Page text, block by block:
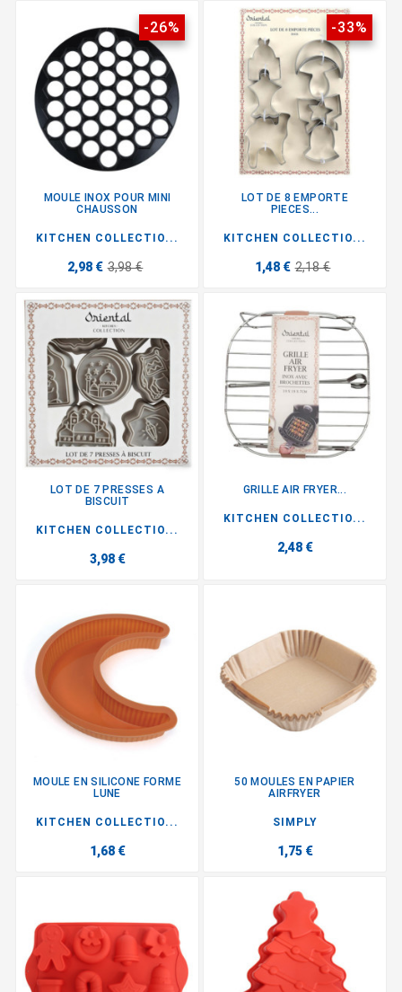
-26%
MOULE INOX POUR MINI
CHAUSSON
KITCHEN COLLECTIO...
2,98 € 3,98 €
-33%
LOT DE 8 EMPORTE
PIECES...
KITCHEN COLLECTIO...
1,48 € 2,18 €
LOT DE 7 PRESSES A
BISCUIT
KITCHEN COLLECTIO...
3,98 €
GRILLE AIR FRYER...
KITCHEN COLLECTIO...
2,48 €
MOULE EN SILICONE FORME
LUNE
KITCHEN COLLECTIO...
1,68 €
50 MOULES EN PAPIER
AIRFRYER
SIMPLY
1,75 €